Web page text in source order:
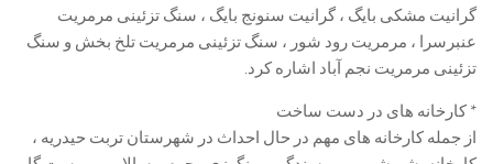
گرانیت مشکی بایگ ، گرانیت سنونج بایگ ، سنگ تزئینی مرمریت
عنبرسرا ، مرمریت رود شور ، سنگ تزئینی مرمریت تلخ بخش و سنگ
تزئینی مرمریت نجم آباد اشاره کرد.
* کارخانه های در دست ساخت
از جمله کارخانه های مهم در حال احداث در شهرستان تربت حیدریه ،